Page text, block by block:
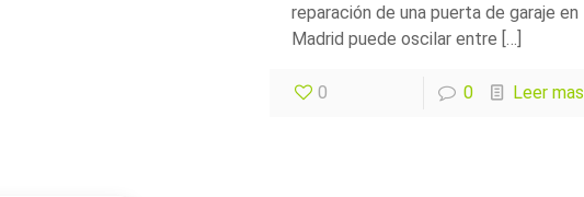
reparación de una puerta de garaje en
Madrid puede oscilar entre […]
0 0 Leer mas